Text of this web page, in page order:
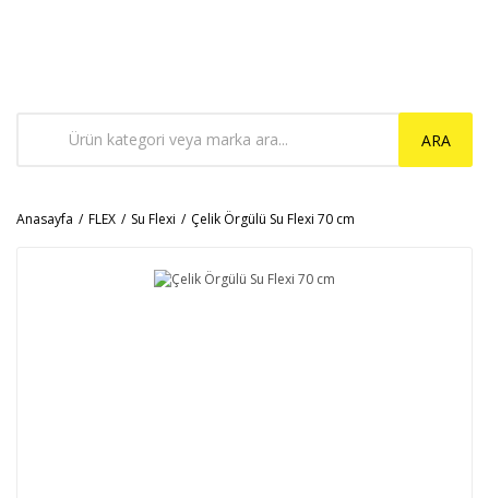
ARA
Anasayfa FLEX Su Flexi Çelik Örgülü Su Flexi 70 cm